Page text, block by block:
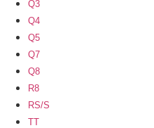
Q3
Q4
Q5
Q7
Q8
R8
RS/S
TT